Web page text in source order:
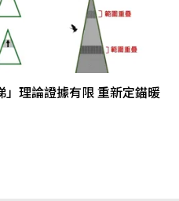
理論證據有限 重新定錨暖